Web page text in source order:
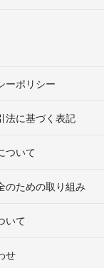
ーポリシー
法に基づく表記
ついて
のための取り組み
いて
せ